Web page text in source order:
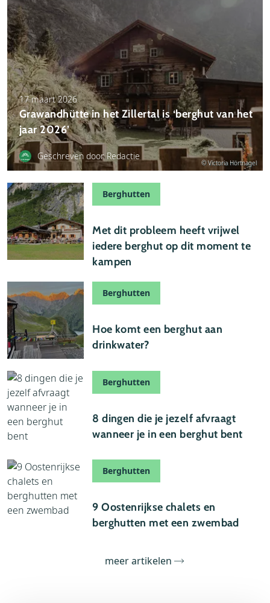
© Victoria Hörtnagel
17 maart 2026
Grawandhütte in het Zillertal is ‘berghut van het
jaar 2026’
Geschreven door Redactie
Berghutten
Met dit probleem heeft vrijwel
iedere berghut op dit moment te
kampen
Berghutten
Hoe komt een berghut aan
drinkwater?
Berghutten
8 dingen die je jezelf afvraagt
wanneer je in een berghut bent
Berghutten
9 Oostenrijkse chalets en
berghutten met een zwembad
meer artikelen